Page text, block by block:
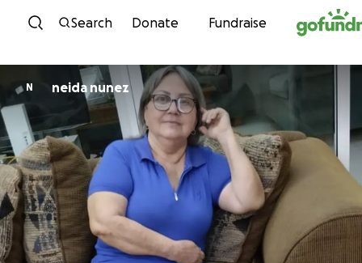
Skip to content
Search Donate Fundraise
N neida nunez